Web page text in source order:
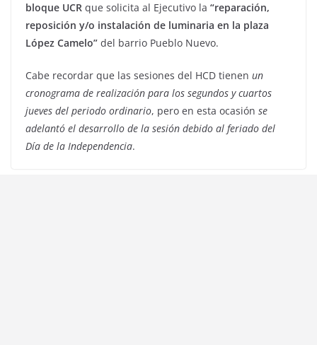
bloque UCR que solicita al Ejecutivo la “reparación,
reposición y/o instalación de luminaria en la plaza
López Camelo” del barrio Pueblo Nuevo.
Cabe recordar que las sesiones del HCD tienen un
cronograma de realización para los segundos y cuartos
jueves del periodo ordinario, pero en esta ocasión se
adelantó el desarrollo de la sesión debido al feriado del
Día de la Independencia.